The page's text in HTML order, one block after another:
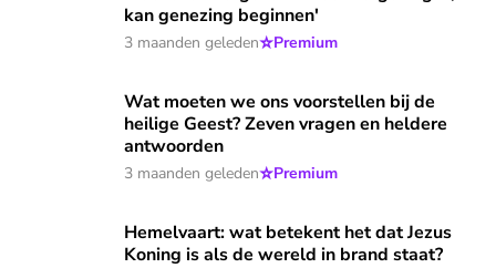
kan genezing beginnen'
3 maanden geleden⭐Premium
Wat moeten we ons voorstellen bij de heilige Geest?
Wat moeten we ons voorstellen bij de
heilige Geest? Zeven vragen en heldere
antwoorden
3 maanden geleden⭐Premium
Hemelvaart: wat betekent het dat Jezus Koning is als de
Hemelvaart: wat betekent het dat Jezus
Koning is als de wereld in brand staat?